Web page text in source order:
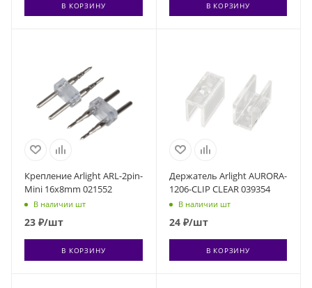
В КОРЗИНУ В КОРЗИНУ
Крепление Arlight ARL-2pin-
Mini 16x8mm 021552
В наличии шт
23 ₽/шт
В КОРЗИНУ
Держатель Arlight AURORA-
1206-CLIP CLEAR 039354
В наличии шт
24₽/шт
В КОРЗИНУ